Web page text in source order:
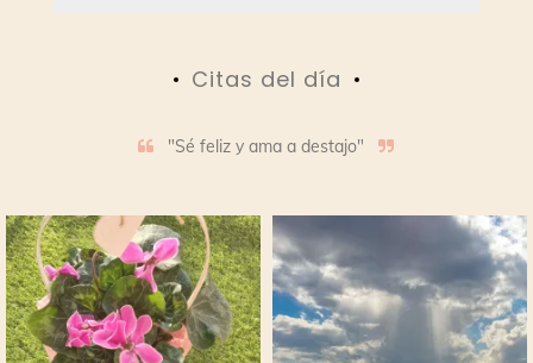
Citas del día
"Sé feliz y ama a destajo"